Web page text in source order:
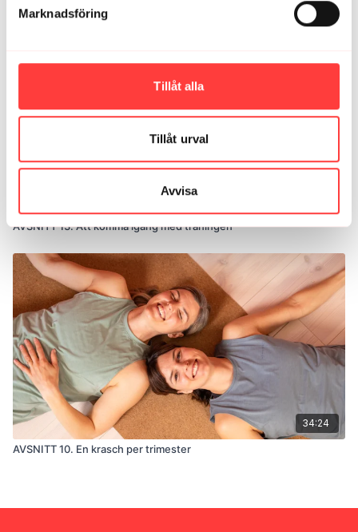
Marknadsföring
Tillåt alla
Tillåt urval
Avvisa
AVSNITT 13. Att komma igång med träningen
34:24
AVSNITT 10. En krasch per trimester